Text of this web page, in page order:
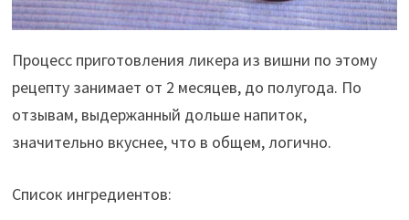
Процесс приготовления ликера из вишни по этому
рецепту занимает от 2 месяцев, до полугода. По
отзывам, выдержанный дольше напиток,
значительно вкуснее, что в общем, логично.
Список ингредиентов: